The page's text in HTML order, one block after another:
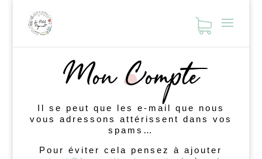
Mon Compte
Il se peut que les e-mail que nous
vous adressons attérissent dans vos
spams…
Pour éviter cela pensez à ajouter